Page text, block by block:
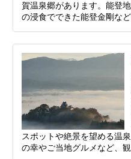
賀温泉郷があります。能登
の浸食でできた能登金剛な
スポットや絶景を望める温
の幸やご当地グルメなど、観